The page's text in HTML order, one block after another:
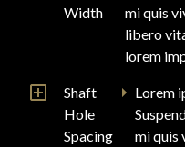
Width
mi quis
libero
lorem
Shaft
Hole
Spacing
Lorem
mi quis